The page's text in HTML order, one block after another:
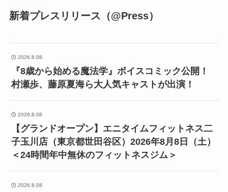
新着プレスリリース（@Press）
2026.8.08
『8歳から始める魔法学』ボイスコミック公開！
村瀬歩、藤原夏海ら大人気キャストが出演！
2026.8.08
【グランドオープン】エニタイムフィットネス二
子玉川店（東京都世田谷区）2026年8月8日（土）
＜24時間年中無休のフィットネスジム＞
2026.8.08